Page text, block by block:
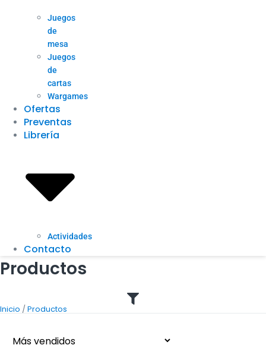
Juegos
de
mesa
Juegos
de
cartas
Wargames
Ofertas
Preventas
Librería
Actividades
Contacto
Productos
Inicio /Productos